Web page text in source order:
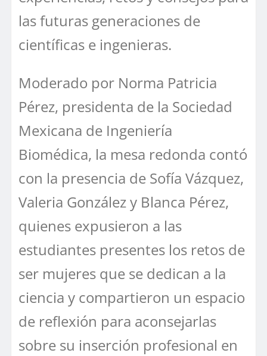
las futuras generaciones de
científicas e ingenieras.
Moderado por Norma Patricia
Pérez, presidenta de la Sociedad
Mexicana de Ingeniería
Biomédica, la mesa redonda contó
con la presencia de Sofía Vázquez,
Valeria González y Blanca Pérez,
quienes expusieron a las
estudiantes presentes los retos de
ser mujeres que se dedican a la
ciencia y compartieron un espacio
de reflexión para aconsejarlas
sobre su inserción profesional en